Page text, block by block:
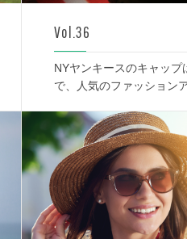
Vol.36
NYヤンキースのキャッ
で、人気のファッション